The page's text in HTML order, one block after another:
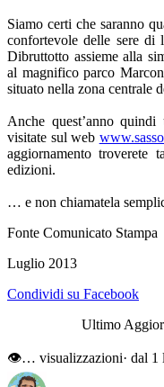
Siamo certi che saranno
confortevole delle sere di
Dibruttotto assieme alla
al magnifico parco
situato nella zona centrale
Anche quest’anno quindi
visitate sul web
aggiornamento troverete
edizioni.
… e non chiamatela
Fonte Comunicato Stampa
Luglio 2013
Condividi su Facebook
Ultimo
👁… visualizzazioni· dal